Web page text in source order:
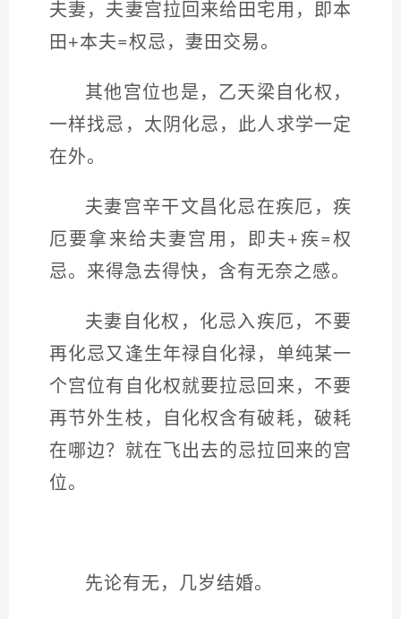
夫妻，夫妻宫拉回来给田宅用，即本
田+本夫=权忌，妻田交易。
其他宫位也是，乙天梁自化权，
一样找忌，太阴化忌，此人求学一定
在外。
夫妻宫辛干文昌化忌在疾厄，疾
厄要拿来给夫妻宫用，即夫+疾=权
忌。来得急去得快，含有无奈之感。
夫妻自化权，化忌入疾厄，不要
再化忌又逢生年禄自化禄，单纯某一
个宫位有自化权就要拉忌回来，不要
再节外生枝，自化权含有破耗，破耗
在哪边？就在飞出去的忌拉回来的宫
位。
先论有无，几岁结婚。